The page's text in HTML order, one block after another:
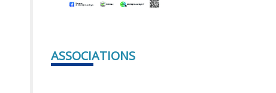
ASSOCIATIONS